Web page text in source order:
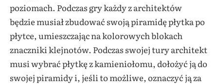
poziomach. Podczas gry każdy z architektów
będzie musiał zbudować swoją piramidę płytka po
płytce, umieszczając na kolorowych blokach
znaczniki klejnotów. Podczas swojej tury architekt
musi wybrać płytkę z kamieniołomu, dołożyć ją do
swojej piramidy i, jeśli to możliwe, oznaczyć ją za